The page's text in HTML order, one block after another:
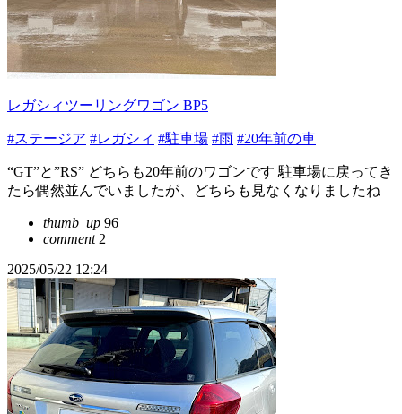
レガシィツーリングワゴン BP5
#ステージア #レガシィ #駐車場 #雨 #20年前の車
“GT”と”RS” どちらも20年前のワゴンです 駐車場に戻ってき
たら偶然並んでいましたが、どちらも見なくなりましたね
thumb_up 96
comment2
2025/05/22 12:24